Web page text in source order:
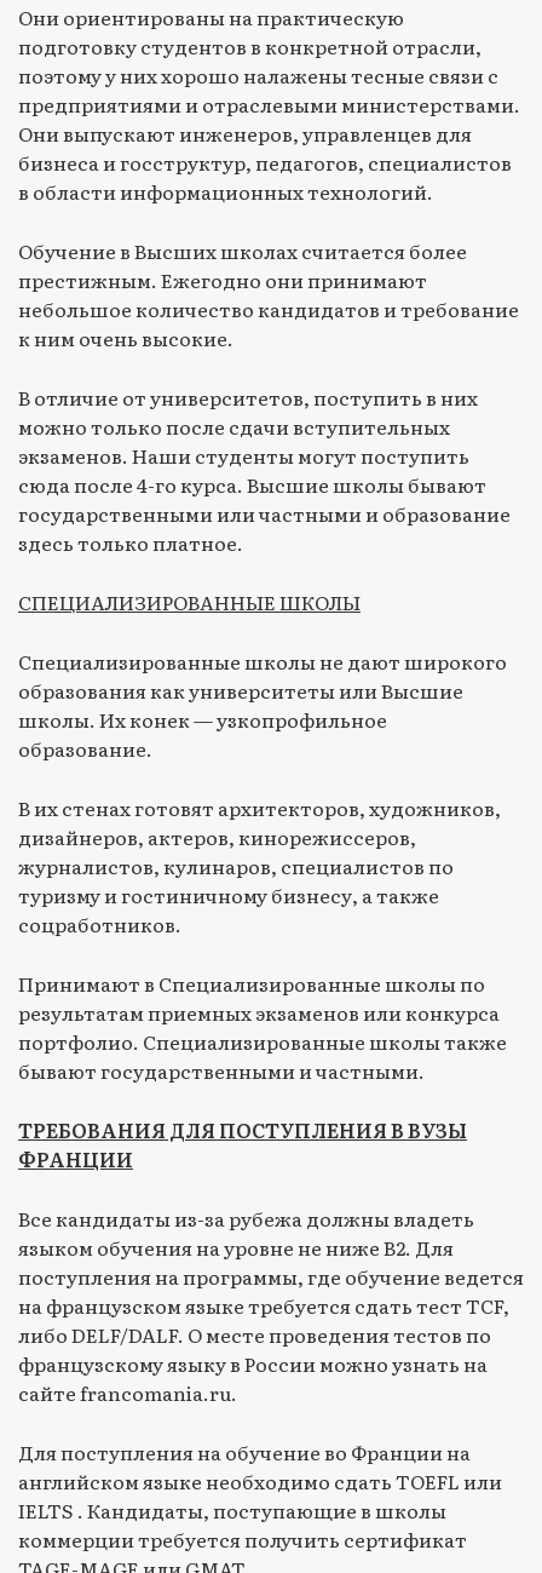
Они ориентированы на практическую
подготовку студентов в конкретной отрасли,
поэтому у них хорошо налажены тесные связи с
предприятиями и отраслевыми министерствами.
Они выпускают инженеров, управленцев для
бизнеса и госструктур, педагогов, специалистов
в области информационных технологий.
Обучение в Высших школах считается более
престижным. Ежегодно они принимают
небольшое количество кандидатов и требование
к ним очень высокие.
В отличие от университетов, поступить в них
можно только после сдачи вступительных
экзаменов. Наши студенты могут поступить
сюда после 4-го курса. Высшие школы бывают
государственными или частными и образование
здесь только платное.
СПЕЦИАЛИЗИРОВАННЫЕ ШКОЛЫ
Специализированные школы не дают широкого
образования как университеты или Высшие
школы. Их конек — узкопрофильное
образование.
В их стенах готовят архитекторов, художников,
дизайнеров, актеров, кинорежиссеров,
журналистов, кулинаров, специалистов по
туризму и гостиничному бизнесу, а также
соцработников.
Принимают в Специализированные школы по
результатам приемных экзаменов или конкурса
портфолио. Специализированные школы также
бывают государственными и частными.
ТРЕБОВАНИЯ ДЛЯ ПОСТУПЛЕНИЯ В ВУЗЫ
ФРАНЦИИ
Все кандидаты из-за рубежа должны владеть
языком обучения на уровне не ниже B2. Для
поступления на программы, где обучение ведется
на французском языке требуется сдать тест TCF,
либо DELF/DALF. О месте проведения тестов по
французскому языку в России можно узнать на
сайте francomania.ru.
Для поступления на обучение во Франции на
английском языке необходимо сдать TOEFL или
IELTS . Кандидаты, поступающие в школы
коммерции требуется получить сертификат